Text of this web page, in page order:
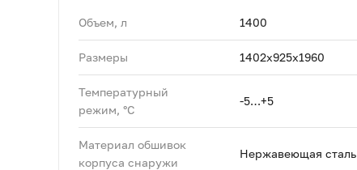
Объем, л 1400
Размеры 1402х925х1960
Температурный
режим, °C
-5…+5
Материал обшивок
корпуса снаружи
Нержавеющая сталь